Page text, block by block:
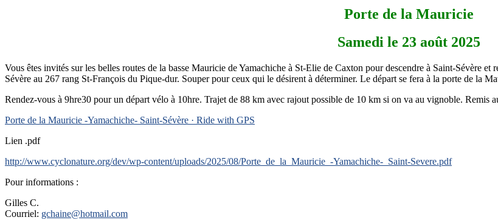
Porte de la Mauricie
Samedi le 23 août 2025
Vous êtes invités sur les belles routes de la basse Mauricie de Yamachiche à St-Elie de Caxton pour descendre à Saint-Sévère
Sévère au 267 rang St-François du Pique-dur. Souper pour ceux qui le désirent à déterminer. Le départ se fera à la porte de la
Rendez-vous à 9hre30 pour un départ vélo à 10hre. Trajet de 88 km avec rajout possible de 10 km si on va au vignoble. Remis
Porte de la Mauricie -Yamachiche- Saint-Sévère · Ride with GPS
Lien .pdf
http://www.cyclonature.org/dev/wp-content/uploads/2025/08/Porte_de_la_Mauricie_-Yamachiche-_Saint-Severe.pdf
Pour informations :
Gilles C.
Courriel: gchaine@hotmail.com